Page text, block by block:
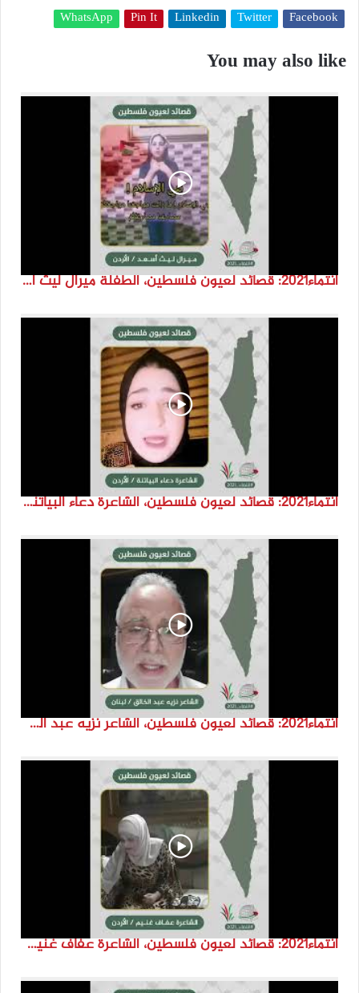
Facebook
Twitter
Linkedin
Pin It
WhatsApp
You may also like
انتماء2021: قصائد لعيون فلسطين، الطفلة ميرال ليث اسعد، الاردن
انتماء2021: قصائد لعيون فلسطين، الشاعرة دعاء البياتنة ، الاردن
انتماء2021: قصائد لعيون فلسطين، الشاعر نزيه عبد الخالق، لبنان
انتماء2021: قصائد لعيون فلسطين، الشاعرة عفاف غنيم، الاردن